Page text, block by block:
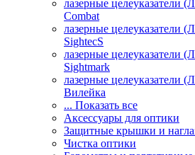
лазерные целеуказатели
Combat
лазерные целеуказатели
SightecS
лазерные целеуказатели
Sightmark
лазерные целеуказатели
Вилейка
... Показать все
Аксессуары для оптики
Защитные крышки и
Чистка оптики